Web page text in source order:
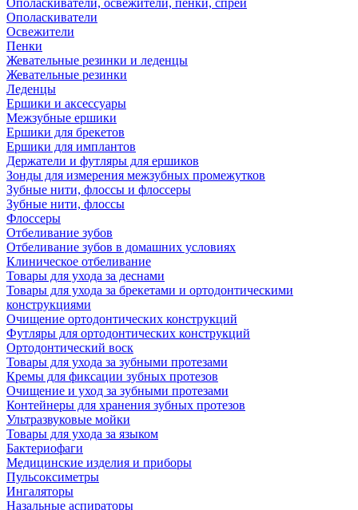
Ополаскиватели, освежители, пенки, спреи
Ополаскиватели
Освежители
Пенки
Жевательные резинки и леденцы
Жевательные резинки
Леденцы
Ершики и аксессуары
Межзубные ершики
Ершики для брекетов
Ершики для имплантов
Держатели и футляры для ершиков
Зонды для измерения межзубных промежутков
Зубные нити, флоссы и флоссеры
Зубные нити, флоссы
Флоссеры
Отбеливание зубов
Отбеливание зубов в домашних условиях
Клиническое отбеливание
Товары для ухода за деснами
Товары для ухода за брекетами и ортодонтическими
конструкциями
Очищение ортодонтических конструкций
Футляры для ортодонтических конструкций
Ортодонтический воск
Товары для ухода за зубными протезами
Кремы для фиксации зубных протезов
Очищение и уход за зубными протезами
Контейнеры для хранения зубных протезов
Ультразвуковые мойки
Товары для ухода за языком
Бактериофаги
Медицинские изделия и приборы
Пульсоксиметры
Ингаляторы
Назальные аспираторы